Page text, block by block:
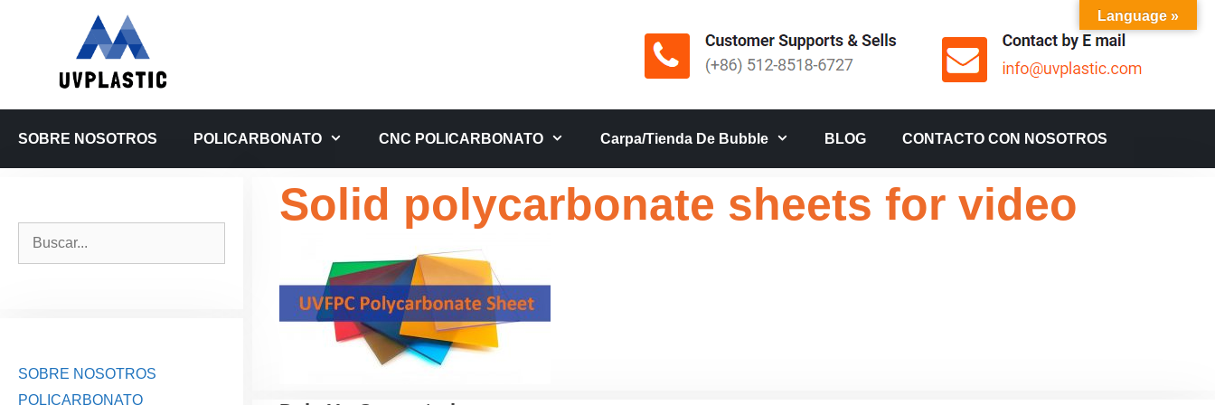
SOBRE NOSOTROS POLICARBONATO CNC POLICARBONATO Carpa/tienda De Bubble BLOG CONTACTO CON NOSOTROS
Solid polycarbonate sheets for video
SOBRE NOSOTROS
POLICARBONATO
Language »